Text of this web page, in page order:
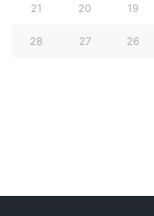
19
20
21
26
27
28